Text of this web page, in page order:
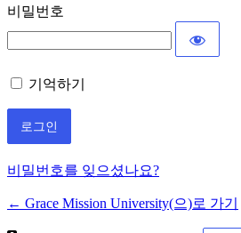
비밀번호
기억하기
비밀번호를 잊으셨나요?
← Grace Mission University(으)로 가기